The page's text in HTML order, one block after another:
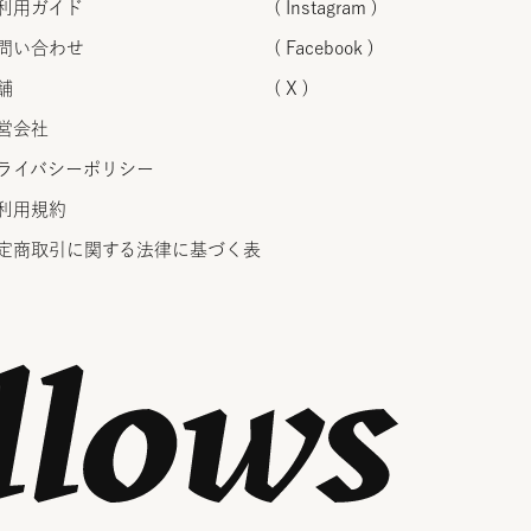
用ガイド
い合わせ
会社
イバシーポリシー
用規約
商取引に関する法律に基づく表
( Instagram )
( Facebook )
( X )